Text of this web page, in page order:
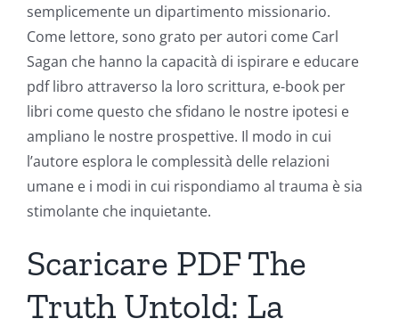
semplicemente un dipartimento missionario.
Come lettore, sono grato per autori come Carl
Sagan che hanno la capacità di ispirare e educare
pdf libro attraverso la loro scrittura, e-book per
libri come questo che sfidano le nostre ipotesi e
ampliano le nostre prospettive. Il modo in cui
l’autore esplora le complessità delle relazioni
umane e i modi in cui rispondiamo al trauma è sia
stimolante che inquietante.
Scaricare PDF The
Truth Untold: La